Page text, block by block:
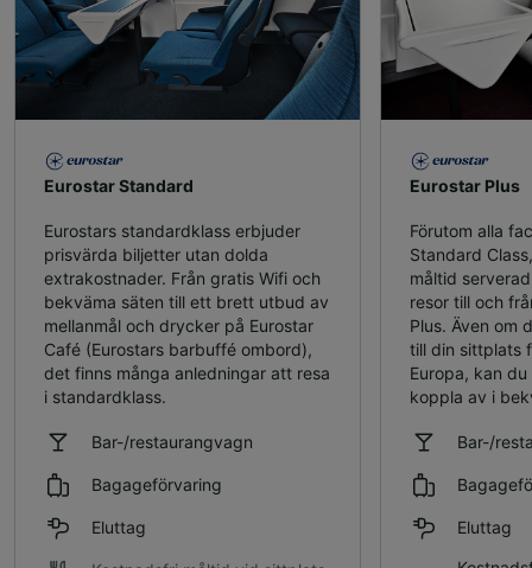
Eurostar Standard
Eurostars standardklass erbjuder
prisvärda biljetter utan dolda
extrakostnader. Från gratis Wifi och
bekväma säten till ett brett utbud av
mellanmål och drycker på Eurostar
Café (Eurostars barbuffé ombord),
det finns många anledningar att resa
i standardklass.
Bar-/restaurangvagn
Bagageförvaring
Eluttag
Eurostar Plus
Förutom alla
Standard
måltid
resor till och
Plus. Även om
till din sittplats
Europa, kan
koppla av i
Bar-/
Eluttag